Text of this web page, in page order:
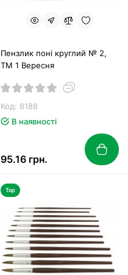
Пензлик поні круглий № 2,
ТМ 1 Вересня
Код: 8188
В наявності
95.16 грн.
Top